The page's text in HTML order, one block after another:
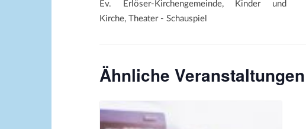
Ev. Erlöser-Kirchengemeinde, Kinder und
Kirche, Theater - Schauspiel
Ähnliche Veranstaltungen